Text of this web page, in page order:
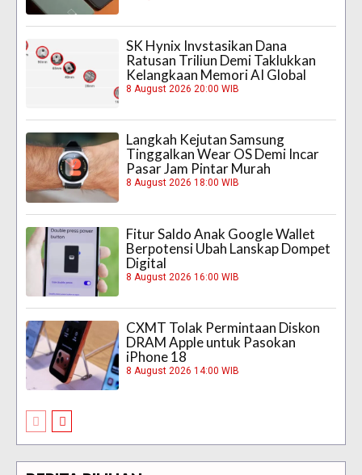
SK Hynix Invstasikan Dana
Ratusan Triliun Demi Taklukkan
Kelangkaan Memori AI Global
8 August 2026 20:00 WIB
Langkah Kejutan Samsung
Tinggalkan Wear OS Demi Incar
Pasar Jam Pintar Murah
8 August 2026 18:00 WIB
Fitur Saldo Anak Google Wallet
Berpotensi Ubah Lanskap Dompet
Digital
8 August 2026 16:00 WIB
CXMT Tolak Permintaan Diskon
DRAM Apple untuk Pasokan
iPhone 18
8 August 2026 14:00 WIB